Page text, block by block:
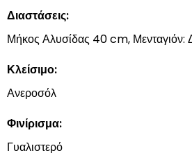
Διαστάσεις:
Μήκος Αλυσίδας 40 cm, Μενταγιόν:
Κλείσιμο:
Ανεροσόλ
Φινίρισμα:
Γυαλιστερό